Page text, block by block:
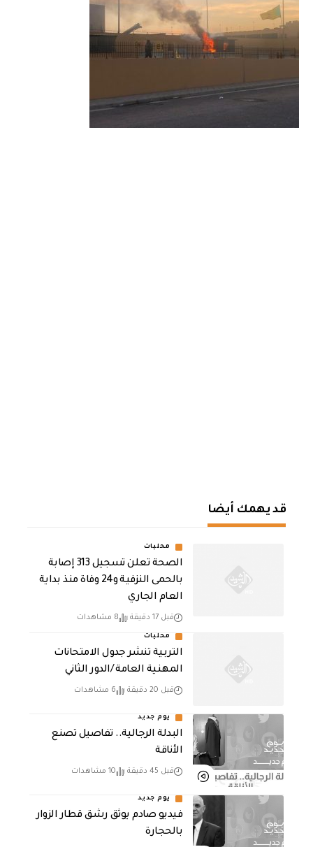
قد يهمك أيضا
محليات
الصحة تعلن تسجيل 313 إصابة
بالحمى النزفية و24 وفاة منذ بداية
العام الجاري
قبل 17 دقيقة 8 مشاهدات
محليات
التربية تنشر جدول الامتحانات
المهنية العامة /الدور الثاني
قبل 20 دقيقة 6 مشاهدات
يوم جديد
البدلة الرجالية.. تفاصيل تصنع
الأناقة
قبل 45 دقيقة 10 مشاهدات
يوم جديد
فيديو صادم يوثق رشق قطار الزوار
بالحجارة